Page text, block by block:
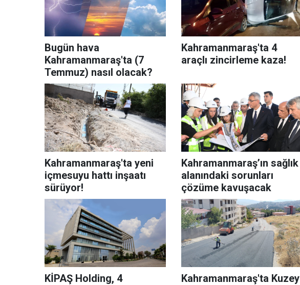
Bugün hava
Kahramanmaraş'ta (7
Temmuz) nasıl olacak?
Kahramanmaraş'ta 4
araçlı zincirleme kaza!
Kahramanmaraş'ta yeni
içmesuyu hattı inşaatı
sürüyor!
Kahramanmaraş’ın sağlık
alanındaki sorunları
çözüme kavuşacak
KİPAŞ Holding, 4
Kahramanmaraş'ta Kuzey